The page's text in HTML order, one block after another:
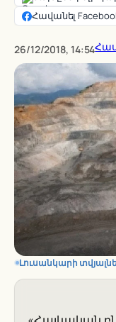
Հավանել
26/12/2018, 14:54
Լուսանկարի